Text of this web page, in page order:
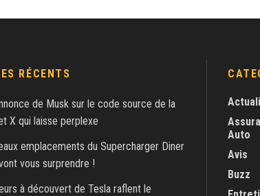
RÉCENTS
de Musk sur le code source de la
X qui laisse perplexe
emplacements du Supercharger Diner
vous surprendre !
à découvert de Tesla raflent le
Auto
Avis
Buzz